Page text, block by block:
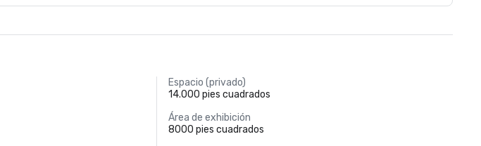
Espacio (privado)
14.000 pies cuadrados
Área de exhibición
8000 pies cuadrados